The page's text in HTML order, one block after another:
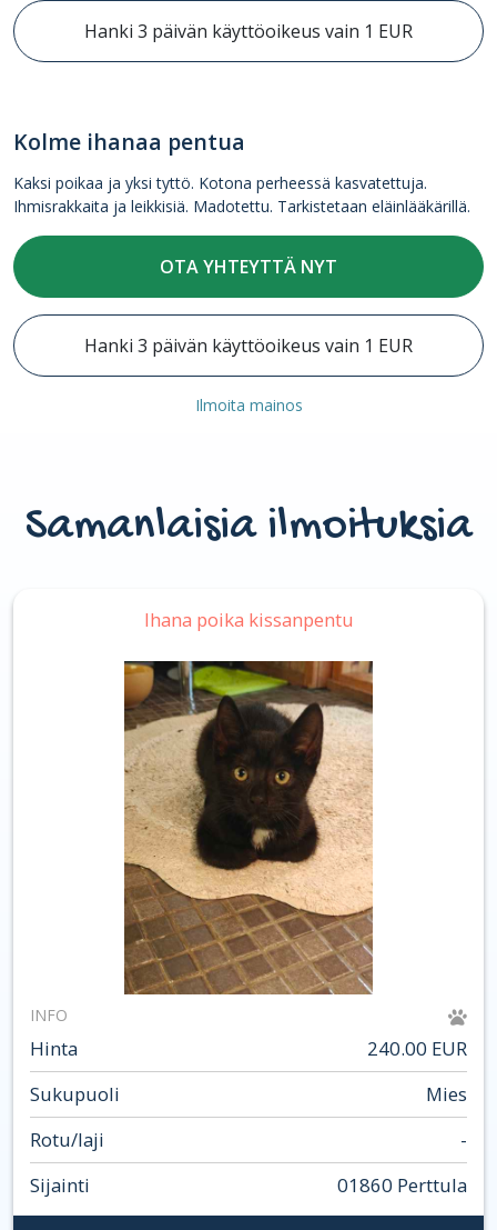
Hanki 3 päivän käyttöoikeus vain 1 EUR
Kolme ihanaa pentua
Kaksi poikaa ja yksi tyttö. Kotona perheessä kasvatettuja.
Ihmisrakkaita ja leikkisiä. Madotettu. Tarkistetaan eläinlääkärillä.
OTA YHTEYTTÄ NYT
Hanki 3 päivän käyttöoikeus vain 1 EUR
Ilmoita mainos
Samanlaisia ilmoituksia
Ihana poika kissanpentu
INFO
Hinta
240.00 EUR
Sukupuoli
Mies
Rotu/laji
-
Sijainti
01860 Perttula